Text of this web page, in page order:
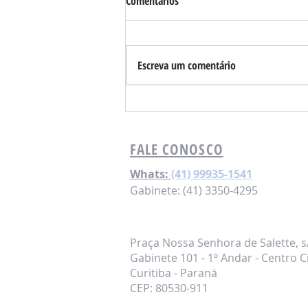
Escreva um comentário
FALE CONOSCO
Whats: (41) 99935-1541
Gabinete: (41) 3350-4295
Praça Nossa Senhora de Salette,
Gabinete 101 - 1º Andar - Centro
Curitiba - Paraná
CEP: 80530-911